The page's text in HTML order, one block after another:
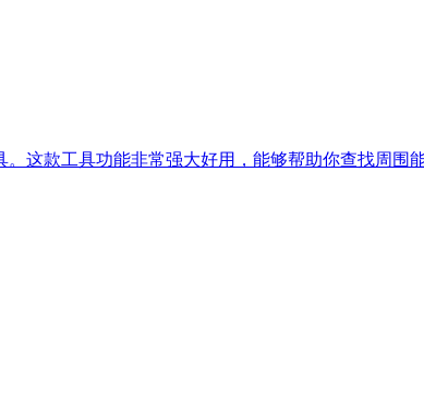
这款工具功能非常强大好用，能够帮助你查找周